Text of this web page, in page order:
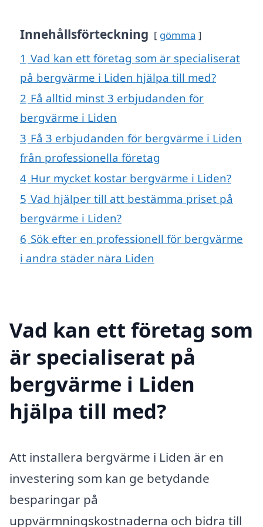
Innehållsförteckning gömma
1 Vad kan ett företag som är specialiserat
på bergvärme i Liden hjälpa till med?
2 Få alltid minst 3 erbjudanden för
bergvärme i Liden
3 Få 3 erbjudanden för bergvärme i Liden
från professionella företag
4 Hur mycket kostar bergvärme i Liden?
5 Vad hjälper till att bestämma priset på
bergvärme i Liden?
6 Sök efter en professionell för bergvärme
i andra städer nära Liden
Vad kan ett företag som
är specialiserat på
bergvärme i Liden
hjälpa till med?
Att installera bergvärme i Liden är en
investering som kan ge betydande
besparingar på
uppvärmningskostnaderna och bidra till